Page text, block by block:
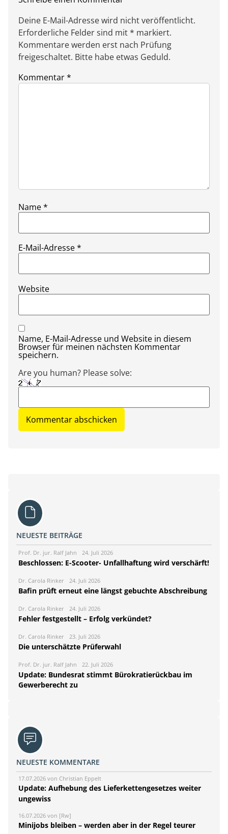
Deine E-Mail-Adresse wird nicht veröffentlicht.
Erforderliche Felder sind mit * markiert.
Kommentare werden erst nach Prüfung
freigeschaltet. Bitte habe etwas Geduld.
Kommentar*
Name*
E-Mail-Adresse*
Website
Name, E-Mail-Adresse und Website in diesem
Browser für meinen nächsten Kommentar
speichern.
Are you human? Please solve:
NEUESTE BEITRÄGE
Prof. Dr. jur. Ralf Jahn 24. Juli 2026
Beschlossen: E-Scooter- Unfallhaftung wird verschärft!
Dr. Carola Rinker 24. Juli 2026
Bafin prüft erneut eine längst gebuchte Abschreibung
Dr. Carola Rinker 24. Juli 2026
Fehler festgestellt – Erfolg verkündet?
Dr. Carola Rinker 23. Juli 2026
Die unterschätzte Prüferwahl
Prof. Dr. jur. Ralf Jahn 22. Juli 2026
Update: Bundesrat stimmt Bürokratierückbau im
Gewerberecht zu
NEUESTE KOMMENTARE
17.07.2026 von Christian Eppelt
Update: Aufhebung des Lieferkettengesetzes weiter
ungewiss
16.07.2026 von [Rw]
Minijobs bleiben – werden aber in der Regel teurer